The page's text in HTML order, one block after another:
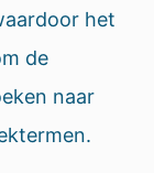
het
de
naar